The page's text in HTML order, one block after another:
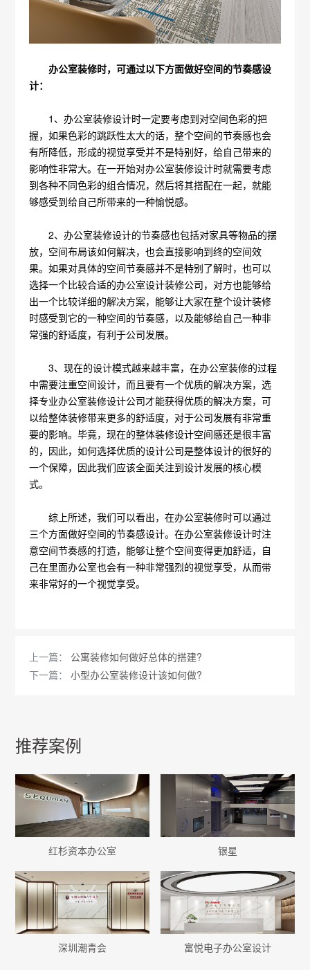
办公室装修时，可通过以下方面做好空间的节奏感设
计：
1、办公室装修设计时一定要考虑到对空间色彩的把
握，如果色彩的跳跃性太大的话，整个空间的节奏感也会
有所降低，形成的视觉享受并不是特别好，给自己带来的
影响性非常大。在一开始对办公室装修设计时就需要考虑
到各种不同色彩的组合情况，然后将其搭配在一起，就能
够感受到给自己所带来的一种愉悦感。
2、办公室装修设计的节奏感也包括对家具等物品的摆
放，空间布局该如何解决，也会直接影响到终的空间效
果。如果对具体的空间节奏感并不是特别了解时，也可以
选择一个比较合适的办公室设计装修公司，对方也能够给
出一个比较详细的解决方案，能够让大家在整个设计装修
时感受到它的一种空间的节奏感，以及能够给自己一种非
常强的舒适度，有利于公司发展。
3、现在的设计模式越来越丰富，在办公室装修的过程
中需要注重空间设计，而且要有一个优质的解决方案，选
择专业办公室装修设计公司才能获得优质的解决方案，可
以给整体装修带来更多的舒适度，对于公司发展有非常重
要的影响。毕竟，现在的整体装修设计空间感还是很丰富
的，因此，如何选择优质的设计公司是整体设计的很好的
一个保障，因此我们应该全面关注到设计发展的核心模
式。
综上所述，我们可以看出，在办公室装修时可以通过
三个方面做好空间的节奏感设计。在办公室装修设计时注
意空间节奏感的打造，能够让整个空间变得更加舒适，自
己在里面办公室也会有一种非常强烈的视觉享受，从而带
来非常好的一个视觉享受。
上一篇： 公寓装修如何做好总体的搭建?
下一篇：小型办公室装修设计该如何做?
推荐案例
红杉资本办公室 银星
深圳潮青会 富悦电子办公室设计